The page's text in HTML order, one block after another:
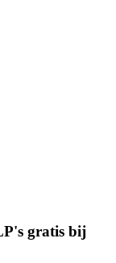
gratis bij